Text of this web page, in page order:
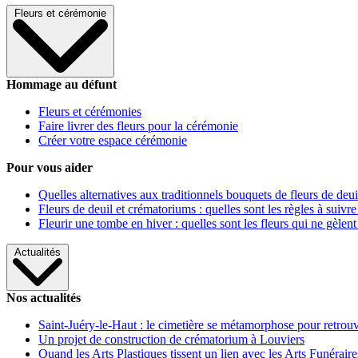
Fleurs et cérémonie
Hommage au défunt
Fleurs et cérémonies
Faire livrer des fleurs pour la cérémonie
Créer votre espace cérémonie
Pour vous aider
Quelles alternatives aux traditionnels bouquets de fleurs de
Fleurs de deuil et crématoriums : quelles sont les règles à
Fleurir une tombe en hiver : quelles sont les fleurs qui ne gèlent
Actualités
Nos actualités
Saint-Juéry-le-Haut : le cimetière se métamorphose pour
Un projet de construction de crématorium à Louviers
Quand les Arts Plastiques tissent un lien avec les Arts